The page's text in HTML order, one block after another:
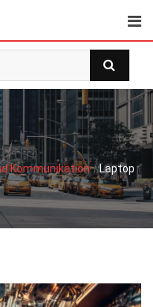
Kommunikation-Laptop